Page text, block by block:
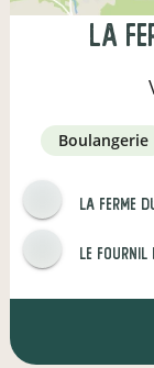
La
boulangerie
La Ferme
le fournil